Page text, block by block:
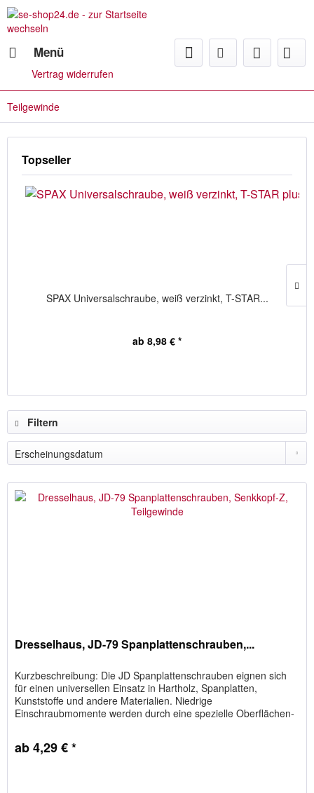
Menü
Vertrag widerrufen
Teilgewinde
Topseller
SPAX Universalschraube, weiß verzinkt, T-STAR...
ab 8,98 € *
Filtern
Dresselhaus, JD-79 Spanplattenschrauben,...
Kurzbeschreibung: Die JD Spanplattenschrauben eignen sich
für einen universellen Einsatz in Hartholz, Spanplatten,
Kunststoffe und andere Materialien. Niedrige
Einschraubmomente werden durch eine spezielle Oberflächen-
ab 4,29 € *